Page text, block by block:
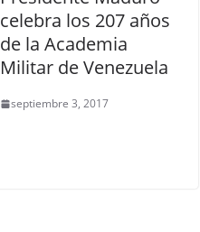
celebra los 207 años
de la Academia
Militar de Venezuela
septiembre 3, 2017